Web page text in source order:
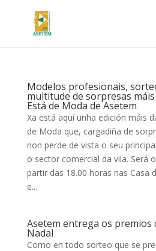
Modelos profesionais,
multitude de sorpresas
Está de Moda de Asetem
Xa está aquí unha edición máis
de Moda que, cargadiña de
non perde de vista o seu
o sector comercial da vila. Será
partir das 18.00 horas nas Casa
e...
Asetem entrega os premios
Nadal
Como en todo sorteo que se